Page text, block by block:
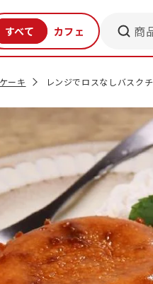
商
ーキ レンジでロスなしバスク